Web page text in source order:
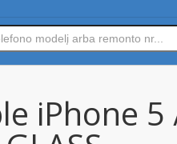
iPhone 5